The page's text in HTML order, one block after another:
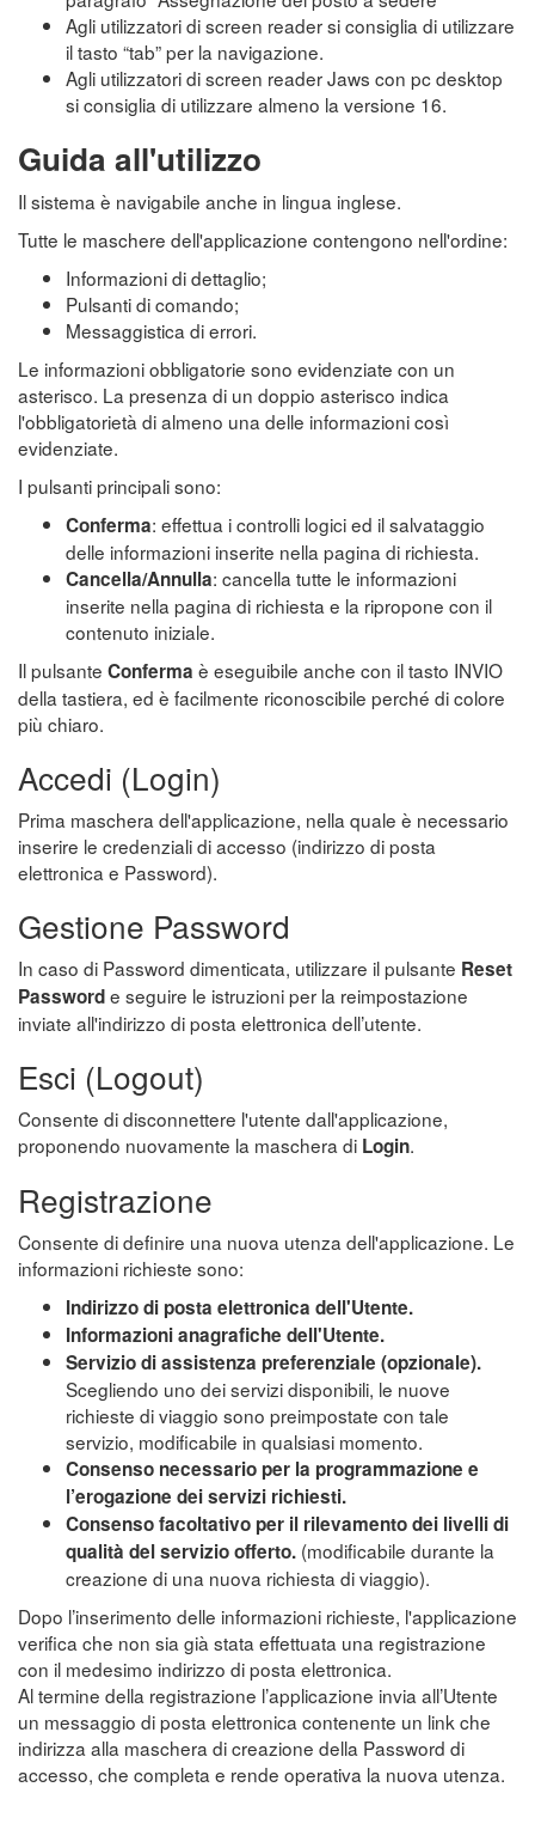
Agli utilizzatori di screen reader si consiglia di utilizzare
il tasto “tab” per la navigazione.
Agli utilizzatori di screen reader Jaws con pc desktop
si consiglia di utilizzare almeno la versione 16.
Guida all'utilizzo
Il sistema è navigabile anche in lingua inglese.
Tutte le maschere dell'applicazione contengono nell'ordine:
Informazioni di dettaglio;
Pulsanti di comando;
Messaggistica di errori.
Le informazioni obbligatorie sono evidenziate con un
asterisco. La presenza di un doppio asterisco indica
l'obbligatorietà di almeno una delle informazioni così
evidenziate.
I pulsanti principali sono:
Conferma: effettua i controlli logici ed il salvataggio
delle informazioni inserite nella pagina di richiesta.
Cancella/Annulla: cancella tutte le informazioni
inserite nella pagina di richiesta e la ripropone con il
contenuto iniziale.
Il pulsante Conferma è eseguibile anche con il tasto INVIO
della tastiera, ed è facilmente riconoscibile perché di colore
più chiaro.
Accedi (Login)
Prima maschera dell'applicazione, nella quale è necessario
inserire le credenziali di accesso (indirizzo di posta
elettronica e Password).
Gestione Password
In caso di Password dimenticata, utilizzare il pulsante Reset
Passworde seguire le istruzioni per la reimpostazione
inviate all'indirizzo di posta elettronica dell’utente.
Esci (Logout)
Consente di disconnettere l'utente dall'applicazione,
proponendo nuovamente la maschera di Login.
Registrazione
Consente di definire una nuova utenza dell'applicazione. Le
informazioni richieste sono:
Indirizzo di posta elettronica dell'Utente.
Informazioni anagrafiche dell'Utente.
Servizio di assistenza preferenziale (opzionale).
Scegliendo uno dei servizi disponibili, le nuove
richieste di viaggio sono preimpostate con tale
servizio, modificabile in qualsiasi momento.
Consenso necessario per la programmazione e
l’erogazione dei servizi richiesti.
Consenso facoltativo per il rilevamento dei livelli di
qualità del servizio offerto. (modificabile durante la
creazione di una nuova richiesta di viaggio).
Dopo l’inserimento delle informazioni richieste, l'applicazione
verifica che non sia già stata effettuata una registrazione
con il medesimo indirizzo di posta elettronica.
Al termine della registrazione l’applicazione invia all’Utente
un messaggio di posta elettronica contenente un link che
indirizza alla maschera di creazione della Password di
accesso, che completa e rende operativa la nuova utenza.